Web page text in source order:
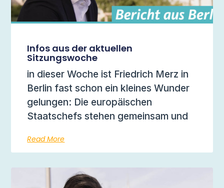
Infos aus der aktuellen
Sitzungswoche
in dieser Woche ist Friedrich Merz in
Berlin fast schon ein kleines Wunder
gelungen: Die europäischen
Staatschefs stehen gemeinsam und
Read More